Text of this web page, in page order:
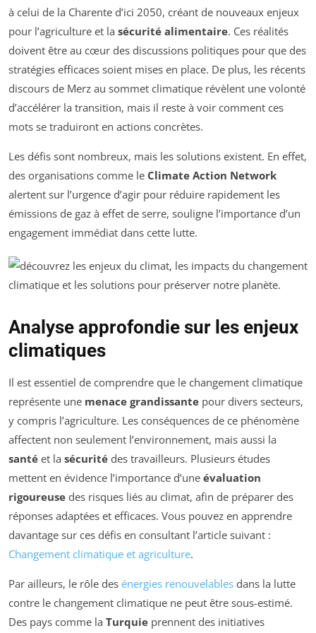
à celui de la Charente d’ici 2050, créant de nouveaux enjeux
pour l’agriculture et la sécu­rité alimentaire. Ces réalités
doivent être au cœur des discussions politiques pour que des
stratégies efficaces soient mises en place. De plus, les récents
discours de Merz au sommet climatique révèlent une volonté
d’accélérer la transition, mais il reste à voir comment ces
mots se traduiront en actions concrètes.
Les défis sont nombreux, mais les solutions existent. En effet,
des organisations comme le Climate Action Network
alertent sur l’urgence d’agir pour réduire rapidement les
émissions de gaz à effet de serre, souligne l’importance d’un
engagement immédiat dans cette lutte.
Analyse approfondie sur les enjeux
climatiques
Il est essentiel de comprendre que le changement climatique
représente une menace grandissante pour divers secteurs,
y compris l’agriculture. Les conséquences de ce phénomène
affectent non seulement l’environnement, mais aussi la
santé et la sécurité des travailleurs. Plusieurs études
mettent en évidence l’importance d’une évaluation
rigoureuse des risques liés au climat, afin de préparer des
réponses adaptées et efficaces. Vous pouvez en apprendre
davantage sur ces défis en consultant l’article suivant :
Changement climatique et agriculture.
Par ailleurs, le rôle des énergies renouvelables dans la lutte
contre le changement climatique ne peut être sous-estimé.
Des pays comme la Turquie prennent des initiatives